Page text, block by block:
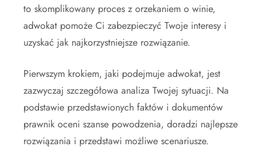
to skomplikowany proces z orzekaniem o winie,
adwokat pomoże Ci zabezpieczyć Twoje interesy i
uzyskać jak najkorzystniejsze rozwiązanie.
Pierwszym krokiem, jaki podejmuje adwokat, jest
zazwyczaj szczegółowa analiza Twojej sytuacji. Na
podstawie przedstawionych faktów i dokumentów
prawnik oceni szanse powodzenia, doradzi najlepsze
rozwiązania i przedstawi możliwe scenariusze.